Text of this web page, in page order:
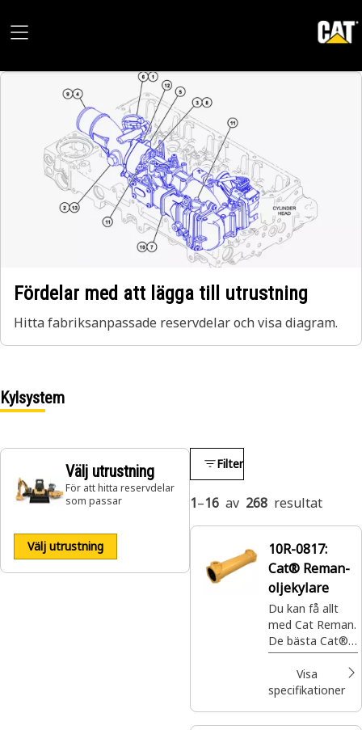
Fördelar med att lägga till utrustning
Hitta fabriksanpassade reservdelar och visa diagram.
Kylsystem
Välj utrustning
För att hitta reservdelar
som passar
Välj utrustning
Filter
1–16 av 268 resultat
10R-0817:
Cat® Reman-
oljekylare
Du kan få allt
med Cat Reman.
De bästa Cat®-
delarna med
fullständig
garanti när och
dem – till en
Visa
specifikationer